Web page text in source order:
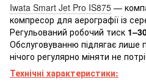
Iwata Smart Jet Pro IS875 —
компресор для аерографії із
Регульований робочий тиск
Обслуговуванню підлягає лише
нічого регулярно міняти не
Технічні характеристики: